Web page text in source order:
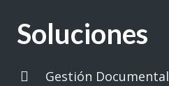
Soluciones
Gestión Documental